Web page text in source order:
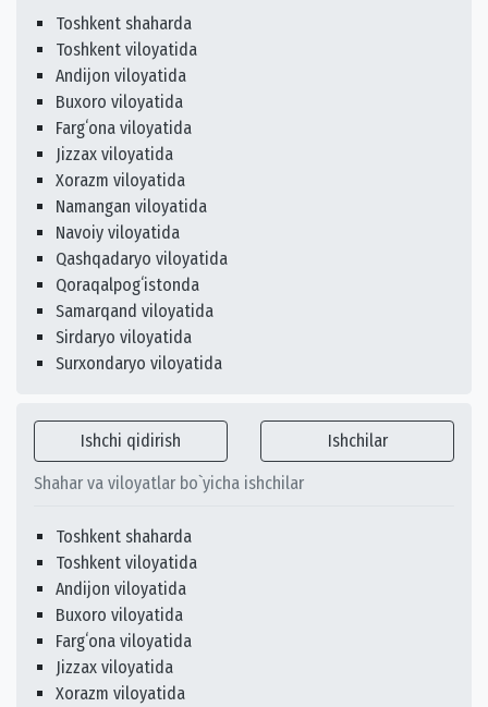
Toshkent shaharda
Toshkent viloyatida
Andijon viloyatida
Buxoro viloyatida
Fargʻona viloyatida
Jizzax viloyatida
Xorazm viloyatida
Namangan viloyatida
Navoiy viloyatida
Qashqadaryo viloyatida
Qoraqalpogʻistonda
Samarqand viloyatida
Sirdaryo viloyatida
Surxondaryo viloyatida
Ishchi qidirish Ishchilar
Shahar va viloyatlar bo`yicha ishchilar
Toshkent shaharda
Toshkent viloyatida
Andijon viloyatida
Buxoro viloyatida
Fargʻona viloyatida
Jizzax viloyatida
Xorazm viloyatida